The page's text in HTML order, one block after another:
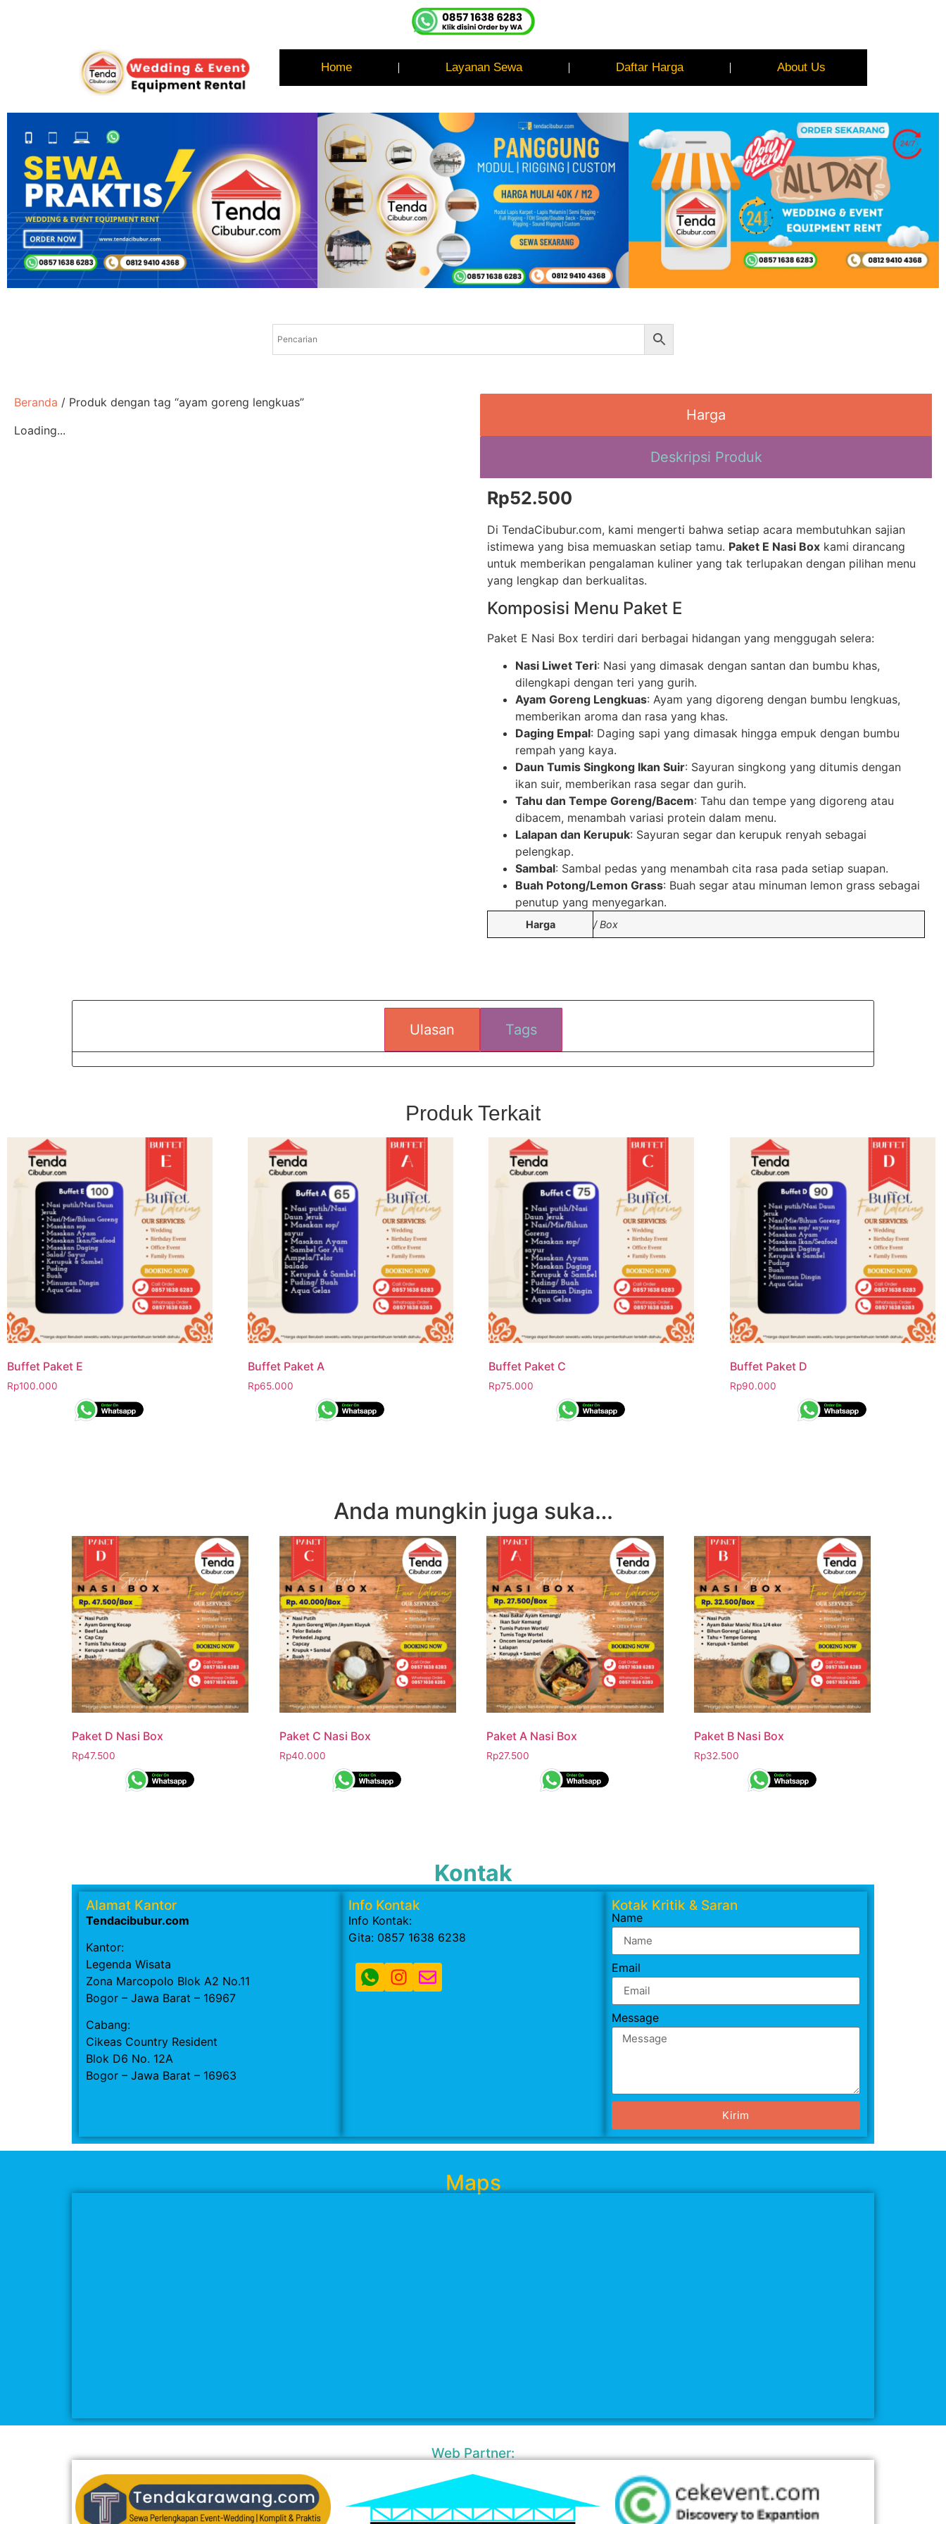
Home Layanan Sewa Daftar Harga About Us
Beranda / Produk dengan tag “ayam goreng lengkuas”
Loading...
Harga
Deskripsi Produk
Rp52.500
Di TendaCibubur.com, kami mengerti bahwa setiap acara membutuhkan sajian
istimewa yang bisa memuaskan setiap tamu. Paket E Nasi Box kami dirancang
untuk memberikan pengalaman kuliner yang tak terlupakan dengan pilihan menu
yang lengkap dan berkualitas.
Komposisi Menu Paket E
Paket E Nasi Box terdiri dari berbagai hidangan yang menggugah selera:
Nasi Liwet Teri: Nasi yang dimasak dengan santan dan bumbu khas,
dilengkapi dengan teri yang gurih.
Ayam Goreng Lengkuas: Ayam yang digoreng dengan bumbu lengkuas,
memberikan aroma dan rasa yang khas.
Daging Empal: Daging sapi yang dimasak hingga empuk dengan bumbu
rempah yang kaya.
Daun Tumis Singkong Ikan Suir: Sayuran singkong yang ditumis dengan
ikan suir, memberikan rasa segar dan gurih.
Tahu dan Tempe Goreng/Bacem: Tahu dan tempe yang digoreng atau
dibacem, menambah variasi protein dalam menu.
Lalapan dan Kerupuk: Sayuran segar dan kerupuk renyah sebagai
pelengkap.
Sambal: Sambal pedas yang menambah cita rasa pada setiap suapan.
Buah Potong/Lemon Grass: Buah segar atau minuman lemon grass sebagai
penutup yang menyegarkan.
Harga / Box
Ulasan Tags
Produk Terkait
Buffet Paket E
Rp100.000
Buffet Paket A
Rp65.000
Buffet Paket C
Rp75.000
Buffet Paket D
Rp90.000
Anda mungkin juga suka…
Paket D Nasi Box
Rp47.500
Paket C Nasi Box
Rp40.000
Paket A Nasi Box
Rp27.500
Paket B Nasi Box
Rp32.500
Kontak
Alamat Kantor
Tendacibubur.com
Kantor:
Legenda Wisata
Zona Marcopolo Blok A2 No.11
Bogor – Jawa Barat – 16967
Cabang:
Cikeas Country Resident
Blok D6 No. 12A
Bogor – Jawa Barat – 16963
Info Kontak
Info Kontak:
Gita: 0857 1638 6238
Kotak Kritik & Saran
Name
Email
Message
Kirim
Maps
Web Partner: